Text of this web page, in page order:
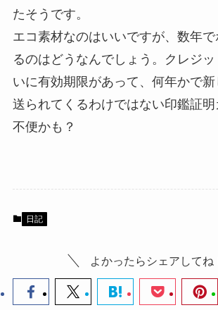
たそうです。
エコ素材なのはいいですが、数年
るのはどうなんでしょう。クレジ
いに有効期限があって、何年かで
送られてくるわけではない印鑑証明
不便かも？
日記
よかったらシェアしてね